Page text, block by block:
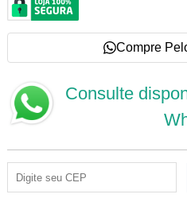
Compre
Consulte